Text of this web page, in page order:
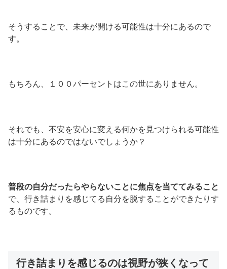
そうすることで、未来が開ける可能性は十分にあるので
す。
もちろん、１００パーセントはこの世にありません。
それでも、不安を安心に変える何かを見つけられる可能性
は十分にあるのではないでしょうか？
普段の自分だったらやらないことに焦点を当ててみること
で、行き詰まりを感じてる自分を脱することができたりす
るものです。
行き詰まりを感じるのは視野が狭くなって